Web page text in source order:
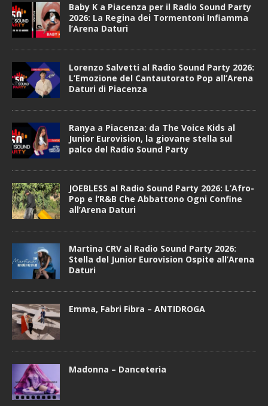
Baby K a Piacenza per il Radio Sound Party
2026: La Regina dei Tormentoni Infiamma
l’Arena Daturi
Lorenzo Salvetti al Radio Sound Party 2026:
L’Emozione del Cantautorato Pop all’Arena
Daturi di Piacenza
Ranya a Piacenza: da The Voice Kids al
Junior Eurovision, la giovane stella sul
palco del Radio Sound Party
JOEBLESS al Radio Sound Party 2026: L’Afro-
Pop e l’R&B Che Abbattono Ogni Confine
all’Arena Daturi
Martina CRV al Radio Sound Party 2026:
Stella del Junior Eurovision Ospite all’Arena
Daturi
Emma, Fabri Fibra – ANTIDROGA
Madonna – Danceteria